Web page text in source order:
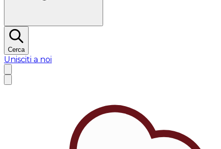
Cerca
Unisciti a noi